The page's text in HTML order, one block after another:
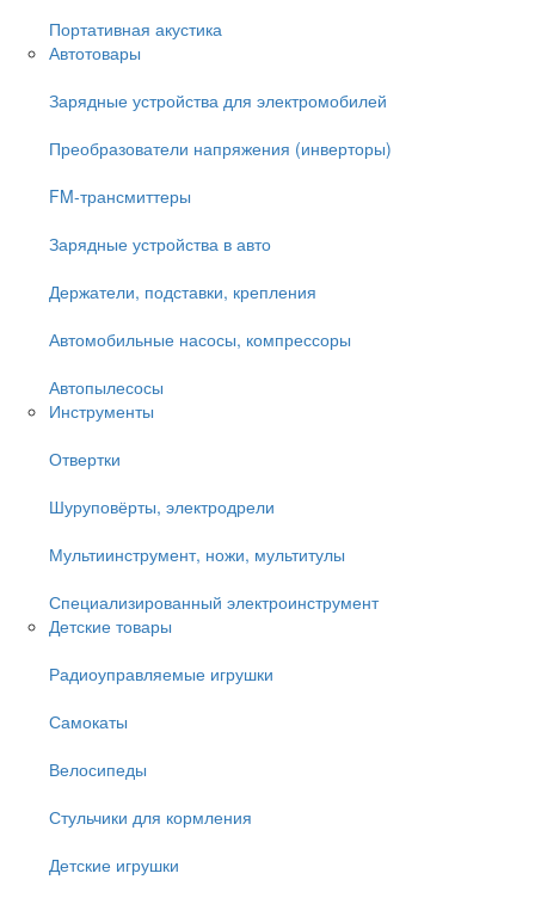
Портативная акустика
Автотовары
Зарядные устройства для электромобилей
Преобразователи напряжения (инверторы)
FM-трансмиттеры
Зарядные устройства в авто
Держатели, подставки, крепления
Автомобильные насосы, компрессоры
Автопылесосы
Инструменты
Отвертки
Шуруповёрты, электродрели
Мультиинструмент, ножи, мультитулы
Специализированный электроинструмент
Детские товары
Радиоуправляемые игрушки
Самокаты
Велосипеды
Стульчики для кормления
Детские игрушки